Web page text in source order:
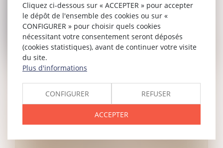
Cliquez ci-dessous sur « ACCEPTER » pour accepter
le dépôt de l'ensemble des cookies ou sur «
CONFIGURER » pour choisir quels cookies
nécessitant votre consentement seront déposés
(cookies statistiques), avant de continuer votre visite
du site.
Plus d'informations
CONFIGURER REFUSER
ACCEPTER